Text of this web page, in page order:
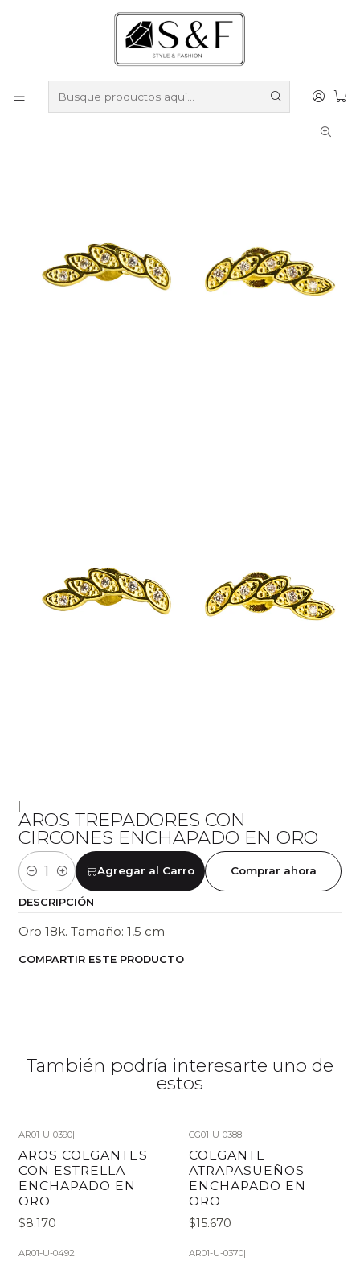
Compra sobre $50.000 en productos y obtén un 40% de
Despacho gratis por compras sobre $100.000
Aros
Aros Enchapados en Oro
Aros trepadores con circones enchapado en oro
AROS TREPADORES CON
CIRCONES ENCHAPADO EN ORO
Cantidad
Agregar al Carro Comprar ahora
DESCRIPCIÓN
Oro 18k. Tamaño: 1,5 cm
COMPARTIR ESTE PRODUCTO
También podría interesarte uno de
estos
AR01-U-0390|
AROS COLGANTES
CON ESTRELLA
ENCHAPADO EN
ORO
$8.170
CG01-U-0388|
COLGANTE
ATRAPASUEÑOS
ENCHAPADO EN
ORO
$15.670
AR01-U-0492| AR01-U-0370|